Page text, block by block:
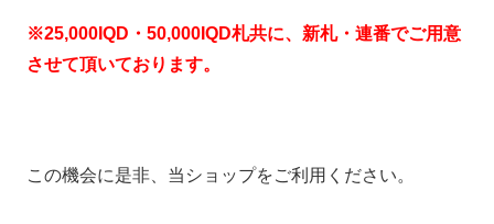
※25,000IQD・50,000IQD札共に、新札・連番でご用意
させて頂いております。
この機会に是非、当ショップをご利用ください。